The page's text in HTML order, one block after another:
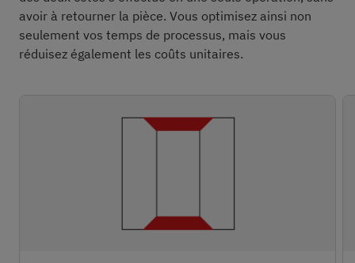
avoir à retourner la pièce. Vous optimisez ainsi non
seulement vos temps de processus, mais vous
réduisez également les coûts unitaires.